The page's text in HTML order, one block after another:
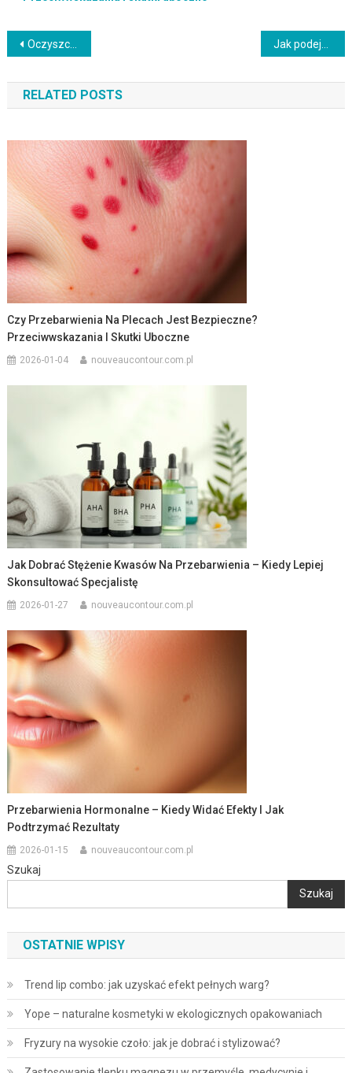
Nawigacja
wpisu
Oczyszczanie manualne twarzy w domowej pielęgnacji: najlepsze składniki i rutyna
RELATED POSTS
Czy Przebarwienia Na Plecach Jest Bezpieczne?
Przeciwwskazania I Skutki Uboczne
2026-01-04 nouveaucontour.com.pl
Jak Dobrać Stężenie Kwasów Na Przebarwienia – Kiedy Lepiej
Skonsultować Specjalistę
2026-01-27 nouveaucontour.com.pl
Przebarwienia Hormonalne – Kiedy Widać Efekty I Jak
Podtrzymać Rezultaty
2026-01-15 nouveaucontour.com.pl
Szukaj
Szukaj
OSTATNIE WPISY
Trend lip combo: jak uzyskać efekt pełnych warg?
Yope – naturalne kosmetyki w ekologicznych opakowaniach
Fryzury na wysokie czoło: jak je dobrać i stylizować?